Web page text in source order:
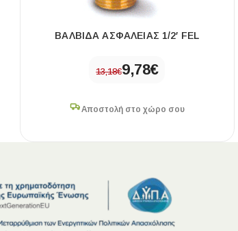
ΒΑΛΒΙΔΑ ΑΣΦΑΛΕΙΑΣ 1/2′ FEL
13,18€9,78€
Αποστολή στο χώρο σου